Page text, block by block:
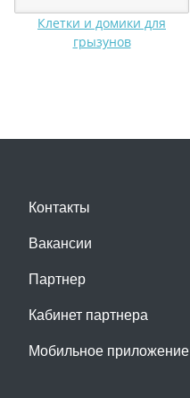
Клетки и домики для
грызунов
Контакты
Вакансии
Партнер
Кабинет партнера
Мобильное приложение